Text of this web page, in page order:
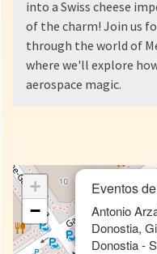
into a Swiss cheese
of the charm! Join us
through the world of
where we'll explore
aerospace magic.
Eventos
Antonio
Donostia,
Donostia -
+
−